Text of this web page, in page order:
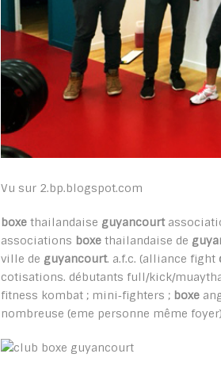
Vu sur 2.bp.blogspot.com
boxe thailandaise guyancourt
associations boxe thailandaise de
ville de guyancourt. a.f.c. (alliance fight
cotisations. débutants full/kick/
fitness kombat ; mini‐fighters ; boxe
nombreuse (eme personne même